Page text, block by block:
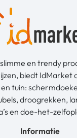
en trendy
biedt IdMarket
tuin:
droogrekken,
en doe-het-
Informatie